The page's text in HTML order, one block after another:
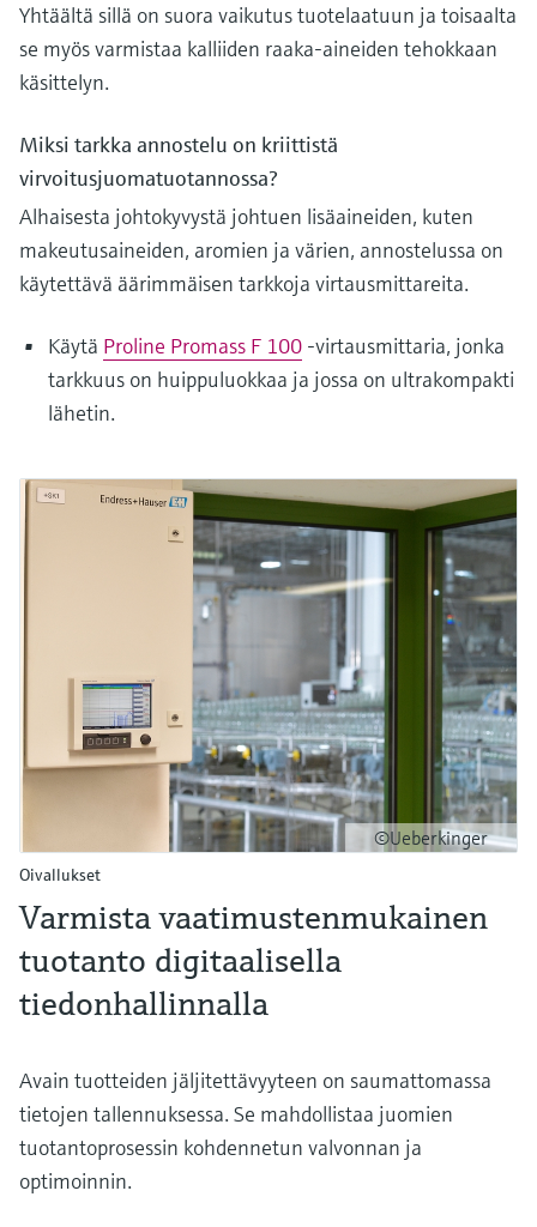
Yhtäältä sillä on suora vaikutus tuotelaatuun ja toisaalta
se myös varmistaa kalliiden raaka-aineiden tehokkaan
käsittelyn.
Miksi tarkka annostelu on kriittistä
virvoitusjuomatuotannossa?
Alhaisesta johtokyvystä johtuen lisäaineiden, kuten
makeutusaineiden, aromien ja värien, annostelussa on
käytettävä äärimmäisen tarkkoja virtausmittareita.
Käytä Proline Promass F 100 -virtausmittaria, jonka
tarkkuus on huippuluokkaa ja jossa on ultrakompakti
lähetin.
©Ueberkinger
Oivallukset
Varmista vaatimustenmukainen
tuotanto digitaalisella
tiedonhallinnalla
Avain tuotteiden jäljitettävyyteen on saumattomassa
tietojen tallennuksessa. Se mahdollistaa juomien
tuotantoprosessin kohdennetun valvonnan ja
optimoinnin.